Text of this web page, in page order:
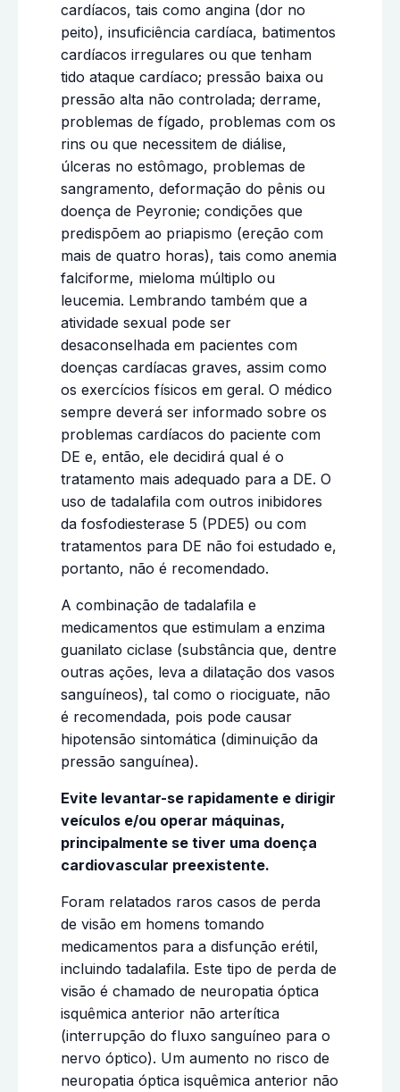
cardíacos, tais como angina (dor no
peito), insuficiência cardíaca, batimentos
cardíacos irregulares ou que tenham
tido ataque cardíaco; pressão baixa ou
pressão alta não controlada; derrame,
problemas de fígado, problemas com os
rins ou que necessitem de diálise,
úlceras no estômago, problemas de
sangramento, deformação do pênis ou
doença de Peyronie; condições que
predispõem ao priapismo (ereção com
mais de quatro horas), tais como anemia
falciforme, mieloma múltiplo ou
leucemia. Lembrando também que a
atividade sexual pode ser
desaconselhada em pacientes com
doenças cardíacas graves, assim como
os exercícios físicos em geral. O médico
sempre deverá ser informado sobre os
problemas cardíacos do paciente com
DE e, então, ele decidirá qual é o
tratamento mais adequado para a DE. O
uso de tadalafila com outros inibidores
da fosfodiesterase 5 (PDE5) ou com
tratamentos para DE não foi estudado e,
portanto, não é recomendado.
A combinação de tadalafila e
medicamentos que estimulam a enzima
guanilato ciclase (substância que, dentre
outras ações, leva a dilatação dos vasos
sanguíneos), tal como o riociguate, não
é recomendada, pois pode causar
hipotensão sintomática (diminuição da
pressão sanguínea).
Evite levantar-se rapidamente e dirigir
veículos e/ou operar máquinas,
principalmente se tiver uma doença
cardiovascular preexistente.
Foram relatados raros casos de perda
de visão em homens tomando
medicamentos para a disfunção erétil,
incluindo tadalafila. Este tipo de perda de
visão é chamado de neuropatia óptica
isquêmica anterior não arterítica
(interrupção do fluxo sanguíneo para o
nervo óptico). Um aumento no risco de
neuropatia óptica isquêmica anterior não